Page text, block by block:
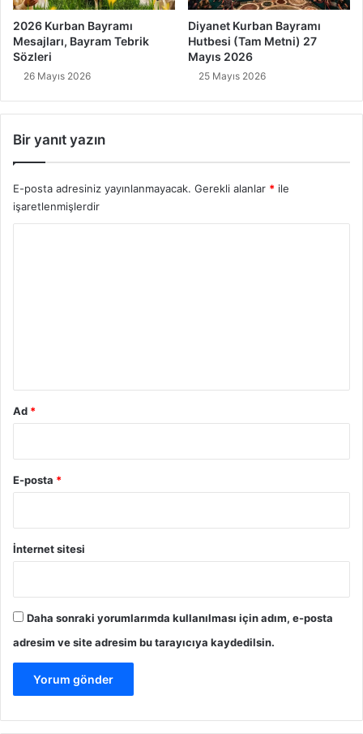
2026 Kurban Bayramı
Mesajları, Bayram Tebrik
Sözleri
26 Mayıs 2026
Diyanet Kurban Bayramı
Hutbesi (Tam Metni) 27
Mayıs 2026
25 Mayıs 2026
Bir yanıt yazın
E-posta adresiniz yayınlanmayacak. Gerekli alanlar * ile
işaretlenmişlerdir
Ad *
E-posta *
İnternet sitesi
Daha sonraki yorumlarımda kullanılması için adım, e-posta
adresim ve site adresim bu tarayıcıya kaydedilsin.